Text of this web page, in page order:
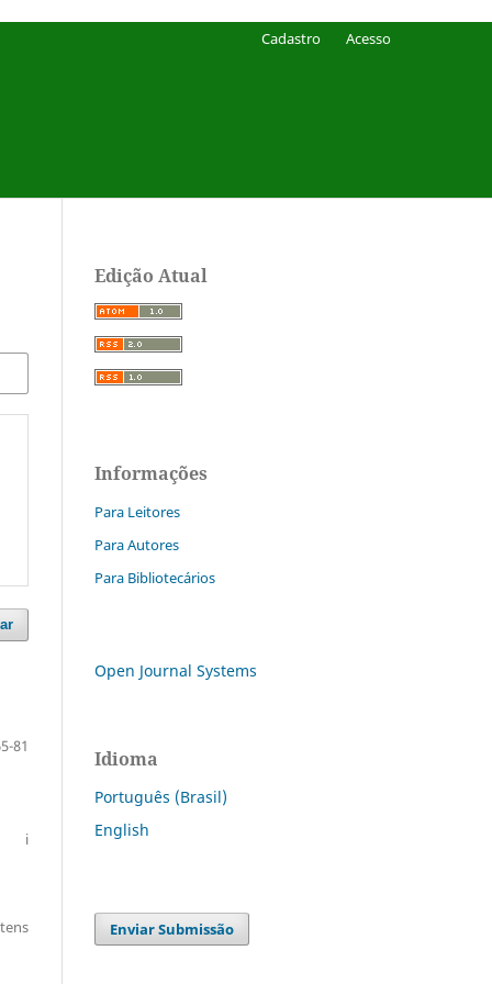
Cadastro Acesso
81
i
Edição Atual
Informações
Para Leitores
Para Autores
Para Bibliotecários
Open Journal Systems
Idioma
Português (Brasil)
English
Enviar Submissão